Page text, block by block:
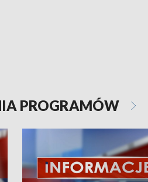
PROGRAMÓW